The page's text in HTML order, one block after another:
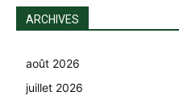
ARCHIVES
août 2026
juillet 2026